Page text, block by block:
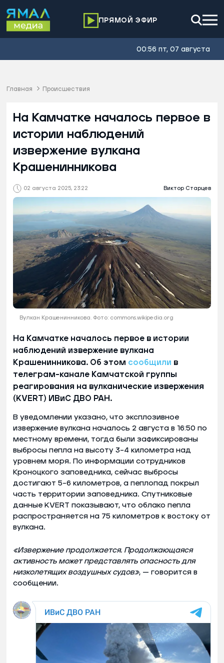
ПРЯМОЙ ЭФИР
00:56 пт, 07 августа
Главная Происшествия
02 августа 2025, 23:22 Виктор Старцев
На Камчатке началось первое в
истории наблюдений
извержение вулкана
Крашенинникова
Вулкан Крашенинникова. Фото: commons.wikipedia.org
На Камчатке началось первое в истории
наблюдений извержение вулкана
Крашенинникова. Об этом сообщили в
телеграм-канале Камчатской группы
реагирования на вулканические извержения
(KVERT) ИВиС ДВО РАН.
В уведомлении указано, что эксплозивное
извержение вулкана началось 2 августа в 16:50 по
местному времени, тогда были зафиксированы
выбросы пепла на высоту 3–4 километра над
уровнем моря. По информации сотрудников
Кроноцкого заповедника, сейчас выбросы
достигают 5–6 километров, а пеплопад покрыл
часть территории заповедника. Спутниковые
данные KVERT показывают, что облако пепла
распространяется на 75 километров к востоку от
вулкана.
«Извержение продолжается. Продолжающаяся
активность может представлять опасность для
низколетящих воздушных судов», — говорится в
сообщении.